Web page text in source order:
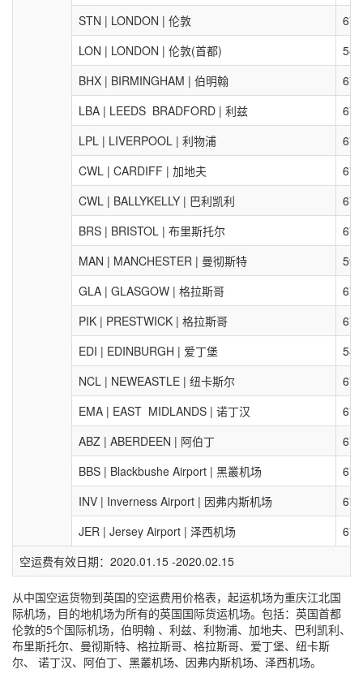
STN | LONDON | 伦敦
LON | LONDON | 伦敦(首都)
BHX | BIRMINGHAM | 伯明翰
LBA | LEEDS BRADFORD | 利兹
LPL | LIVERPOOL | 利物浦
CWL | CARDIFF | 加地夫
CWL | BALLYKELLY | 巴利凯利
BRS | BRISTOL | 布里斯托尔
MAN | MANCHESTER | 曼彻斯特
GLA | GLASGOW | 格拉斯哥
PIK | PRESTWICK | 格拉斯哥
EDI | EDINBURGH | 爱丁堡
NCL | NEWEASTLE | 纽卡斯尔
EMA | EAST MIDLANDS | 诺丁汉
ABZ | ABERDEEN | 阿伯丁
BBS | Blackbushe Airport | 黑叢机场
INV | Inverness Airport | 因弗内斯机场
JER | Jersey Airport | 泽西机场
空运费有效日期：2020.01.15 -2020.02.15
从中国空运货物到英国的空运费用价格表，起运机场为重庆江北国
际机场，目的地机场为所有的英国国际货运机场。包括：英国首都
伦敦的5个国际机场，伯明翰 、利兹、利物浦、加地夫、巴利凯利、
布里斯托尔、曼彻斯特、格拉斯哥、格拉斯哥、爱丁堡、纽卡斯
尔、 诺丁汉、阿伯丁、黑叢机场、因弗内斯机场、泽西机场。